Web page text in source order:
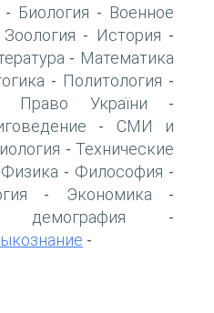
- Биология - Военное
Зоология - История -
- Математика
- Политология -
Право України -
- СМИ и
- Технические
Физика - Философия -
- Экономика -
-
-